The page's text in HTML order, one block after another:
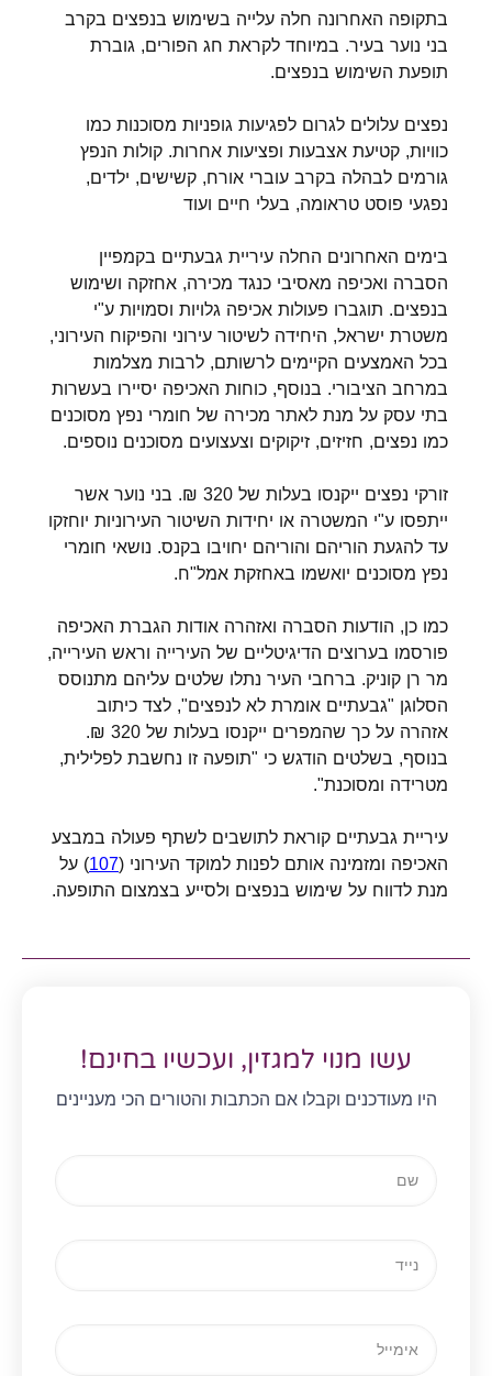
בתקופה האחרונה חלה עלייה בשימוש בנפצים בקרב
בני נוער בעיר. במיוחד לקראת חג הפורים, גוברת
תופעת השימוש בנפצים.
נפצים עלולים לגרום לפגיעות גופניות מסוכנות כמו
כוויות, קטיעת אצבעות ופציעות אחרות. קולות הנפץ
גורמים לבהלה בקרב עוברי אורח, קשישים, ילדים,
נפגעי פוסט טראומה, בעלי חיים ועוד
בימים האחרונים החלה עיריית גבעתיים בקמפיין
הסברה ואכיפה מאסיבי כנגד מכירה, אחזקה ושימוש
בנפצים. תוגברו פעולות אכיפה גלויות וסמויות ע"י
משטרת ישראל, היחידה לשיטור עירוני והפיקוח העירוני,
בכל האמצעים הקיימים לרשותם, לרבות מצלמות
במרחב הציבורי. בנוסף, כוחות האכיפה יסיירו בעשרות
בתי עסק על מנת לאתר מכירה של חומרי נפץ מסוכנים
כמו נפצים, חזיזים, זיקוקים וצעצועים מסוכנים נוספים.
זורקי נפצים ייקנסו בעלות של 320 ₪. בני נוער אשר
ייתפסו ע"י המשטרה או יחידות השיטור העירוניות יוחזקו
עד להגעת הוריהם והוריהם יחויבו בקנס. נושאי חומרי
נפץ מסוכנים יואשמו באחזקת אמל"ח.
כמו כן, הודעות הסברה ואזהרה אודות הגברת האכיפה
פורסמו בערוצים הדיגיטליים של העירייה וראש העירייה,
מר רן קוניק. ברחבי העיר נתלו שלטים עליהם מתנוסס
הסלוגן "גבעתיים אומרת לא לנפצים", לצד כיתוב
אזהרה על כך שהמפרים ייקנסו בעלות של 320 ₪.
בנוסף, בשלטים הודגש כי "תופעה זו נחשבת לפלילית,
מטרידה ומסוכנת".
עיריית גבעתיים קוראת לתושבים לשתף פעולה במבצע
האכיפה ומזמינה אותם לפנות למוקד העירוני (107) על
מנת לדווח על שימוש בנפצים ולסייע בצמצום התופעה.
עשו מנוי למגזין, ועכשיו בחינם!
היו מעודכנים וקבלו אם הכתבות והטורים הכי מעניינים